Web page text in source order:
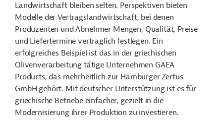
Landwirtschaft bleiben selten. Perspektiven bieten
Modelle der Vertragslandwirtschaft, bei denen
Produzenten und Abnehmer Mengen, Qualität, Preise
und Liefertermine vertraglich festlegen. Ein
erfolgreiches Beispiel ist das in der griechischen
Olivenverarbeitung tätige Unternehmen GAEA
Products, das mehrheitlich zur Hamburger Zertus
GmbH gehört. Mit deutscher Unterstützung ist es für
griechische Betriebe einfacher, gezielt in die
Modernisierung ihrer Produktion zu investieren.